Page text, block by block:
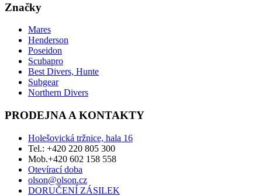
Značky
Mares
Henderson
Poseidon
Scubapro
Best Divers, Hunte
Subgear
Northern Divers
PRODEJNA A KONTAKTY
Holešovická tržnice, hala 16
Tel.: +420 220 805 300
Mob.+420 602 158 558
Otevírací doba
olson@olson.cz
DORUČENÍ ZÁSILEK